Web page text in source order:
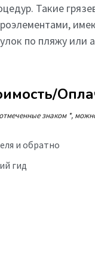
Такие
по пляжу или
знаком *,
и обратно
гид